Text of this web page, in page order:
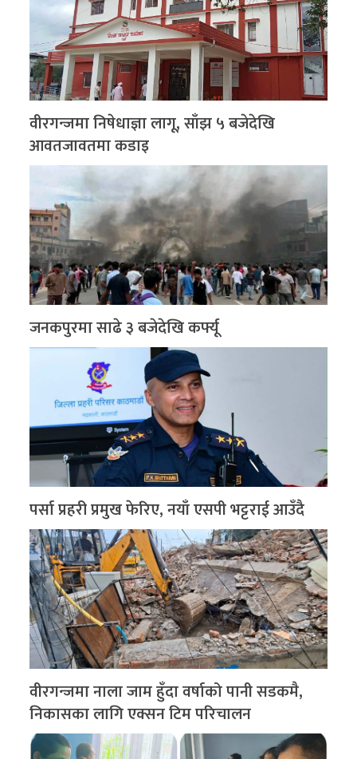
वीरगन्जमा निषेधाज्ञा लागू, साँझ ५ बजेदेखि
आवतजावतमा कडाइ
जनकपुरमा साढे ३ बजेदेखि कर्फ्यू
पर्सा प्रहरी प्रमुख फेरिए, नयाँ एसपी भट्टराई आउँदै
वीरगन्जमा नाला जाम हुँदा वर्षाको पानी सडकमै,
निकासका लागि एक्सन टिम परिचालन